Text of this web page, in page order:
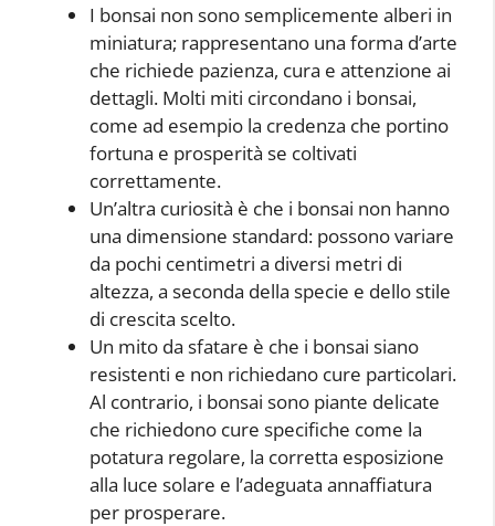
I bonsai non sono semplicemente alberi in
miniatura; rappresentano una forma d’arte
che richiede pazienza, cura e attenzione ai
dettagli. Molti miti circondano i bonsai,
come ad esempio la credenza che portino
fortuna e prosperità se coltivati
correttamente.
Un’altra curiosità è che i bonsai non hanno
una dimensione standard: possono variare
da pochi centimetri a diversi metri di
altezza, a seconda della specie e dello stile
di crescita scelto.
Un mito da sfatare è che i bonsai siano
resistenti e non richiedano cure particolari.
Al contrario, i bonsai sono piante delicate
che richiedono cure specifiche come la
potatura regolare, la corretta esposizione
alla luce solare e l’adeguata annaffiatura
per prosperare.